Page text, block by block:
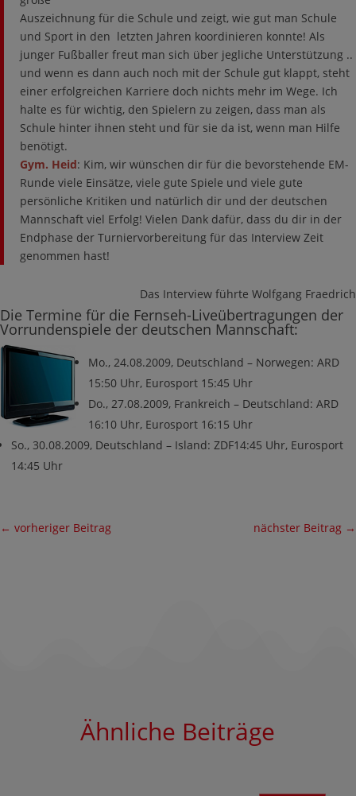
Auszeichnung für die Schule und zeigt, wie gut man Schule
und Sport in den letzten Jahren koordinieren konnte! Als
junger Fußballer freut man sich über jegliche Unterstützung ..
und wenn es dann auch noch mit der Schule gut klappt, steht
einer erfolgreichen Karriere doch nichts mehr im Wege. Ich
halte es für wichtig, den Spielern zu zeigen, dass man als
Schule hinter ihnen steht und für sie da ist, wenn man Hilfe
benötigt.
Gym. Heid: Kim, wir wünschen dir für die bevorstehende EM-
Runde viele Einsätze, viele gute Spiele und viele gute
persönliche Kritiken und natürlich dir und der deutschen
Mannschaft viel Erfolg! Vielen Dank dafür, dass du dir in der
Endphase der Turniervorbereitung für das Interview Zeit
genommen hast!
Das Interview führte Wolfgang Fraedrich
Die Termine für die Fernseh-Liveübertragungen der
Vorrundenspiele der deutschen Mannschaft:
Mo., 24.08.2009, Deutschland – Norwegen: ARD
15:50 Uhr, Eurosport 15:45 Uhr
Do., 27.08.2009, Frankreich – Deutschland: ARD
16:10 Uhr, Eurosport 16:15 Uhr
So., 30.08.2009, Deutschland – Island: ZDF14:45 Uhr, Eurosport
14:45 Uhr
← vorheriger Beitrag nächster Beitrag →
Ähnliche Beiträge